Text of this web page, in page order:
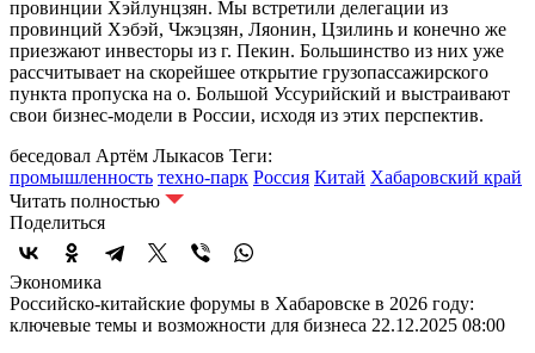
провинции Хэйлунцзян. Мы встретили делегации из
провинций Хэбэй, Чжэцзян, Ляонин, Цзилинь и конечно же
приезжают инвесторы из г. Пекин. Большинство из них уже
рассчитывает на скорейшее открытие грузопассажирского
пункта пропуска на о. Большой Уссурийский и выстраивают
свои бизнес-модели в России, исходя из этих перспектив.
беседовал Артём Лыкасов Теги:
промышленность техно-парк Россия Китай Хабаровский край
Читать полностью
Поделиться
Экономика
Российско-китайские форумы в Хабаровске в 2026 году:
ключевые темы и возможности для бизнеса 22.12.2025 08:00